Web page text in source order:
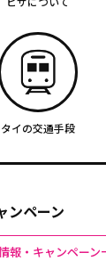
タイの交通手段
ンペーン
報・キャンペーン